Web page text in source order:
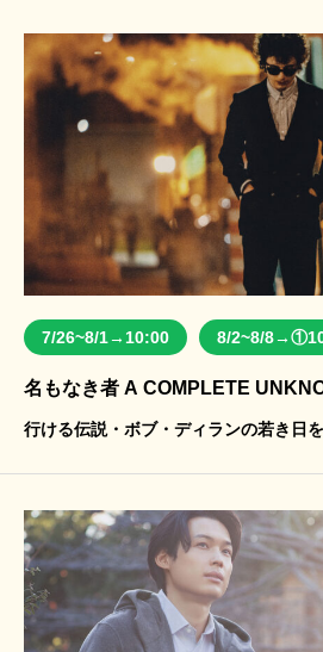
7/26~8/1→10:00 8/2~8/
名もなき者 A COMPLETE
行ける伝説・ボブ・ディランの若き日